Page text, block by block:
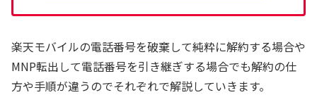
楽天モバイルの電話番号を破棄して純粋に解約する場合や
MNP転出して電話番号を引き継ぎする場合でも解約の仕
方や手順が違うのでそれぞれで解説していきます。